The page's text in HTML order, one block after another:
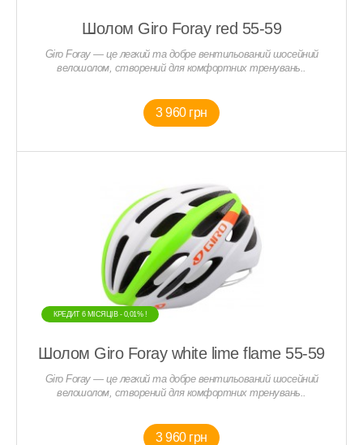
Шолом Giro Foray red 55-59
Giro Foray — це легкий та добре вентильований шосейний
велошолом, створений для комфортних тренувань..
3 960 грн
КРЕДИТ 6 МIСЯЦIВ - 0,01% !
Шолом Giro Foray white lime flame 55-59
Giro Foray — це легкий та добре вентильований шосейний
велошолом, створений для комфортних тренувань..
3 960 грн